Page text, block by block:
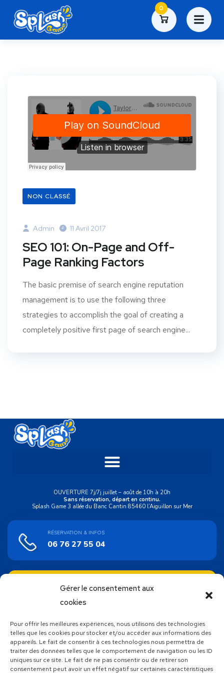
Gérer le consentement aux
cookies
Pour offrir les meilleures expériences, nous utilisons des technologies
telles que les cookies pour stocker et/ou accéder aux informations des
appareils. Le fait de consentir à ces technologies nous permettra de
traiter des données telles que le comportement de navigation ou les ID
uniques sur ce site. Le fait de ne pas consentir ou de retirer son
consentement peut avoir un effet négatif sur certaines caractéristiques
0
NON CLASSÉ
Admin 11 Avril 2017
SEO 101: On-Page and Off-
Page Ranking Factors
The basic premise of search engine reputation
management is to use the following three
strategies to accomplish the goal of creating a
completely positive first page of search engine...
OUVERTURE 7j/7j juillet – août de 10h à 20h
Sans réservation, départ en continu.
Splash Game 3 allée du Banc Cantin 85460 l’Aiguillon sur Mer
RÉSERVATION & INFOS
06 76 27 55 04
ACHAT EN LIGNE
Bons cadeaux
SUIVEZ NOUS !